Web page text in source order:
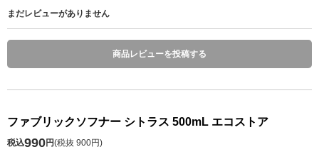
まだレビューがありません
商品レビューを投稿する
ファブリックソフナー シトラス 500mL エコストア
税込990円(税抜 900円)